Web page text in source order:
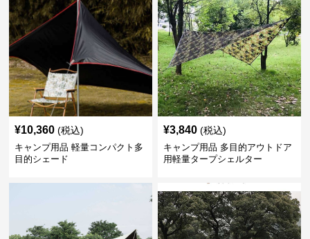
¥10,360 (税込)
キャンプ用品 軽量コンパクト多
目的シェード
¥3,840 (税込)
キャンプ用品 多目的アウトドア
用軽量タープシェルター